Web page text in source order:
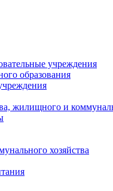
учреждения
образования
жилищного и
хозяйства